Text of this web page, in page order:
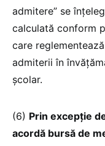
admitere” se
calculată conform
care
admiterii în
școlar.
(6) Prin excepție
acordă bursă de